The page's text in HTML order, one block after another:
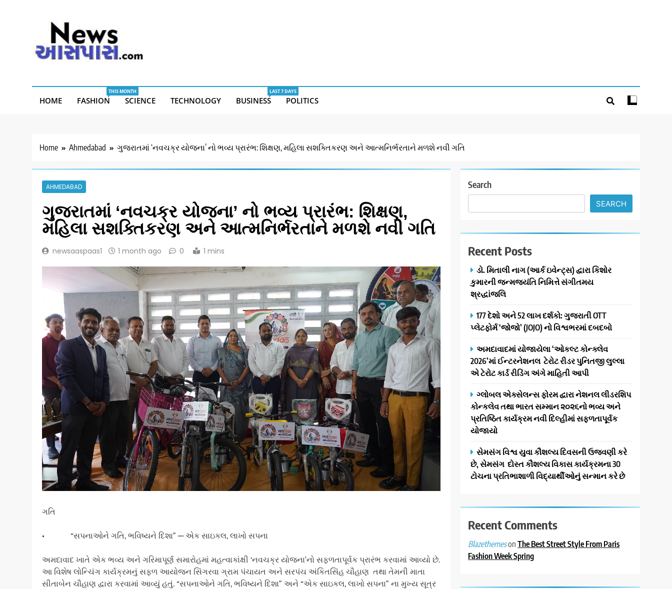
HOME FASHION
THIS MONTH
SCIENCE TECHNOLOGY BUSINESS
LAST 7 DAYS
POLITICS
Home Ahmedabad ગુજરાતમાં ‘નવચક્ર યોજના’ નો ભવ્ય પ્રારંભ: શિક્ષણ, મહિલા સશક્તિકરણ અને આત્મનિર્ભરતાને મળશે નવી ગતિ
AHMEDABAD
ગુજરાતમાં ‘નવચક્ર યોજના’ નો ભવ્ય પ્રારંભ: શિક્ષણ,
મહિલા સશક્તિકરણ અને આત્મનિર્ભરતાને મળશે નવી ગતિ
newsaaspaas1 1 month ago 0 1 mins
ગતિ
• “સપનાઓને ગતિ, ભવિષ્યને દિશા” — એક સાઇકલ, લાખો સપના
અમદાવાદ ખાતે એક ભવ્ય અને ગરિમાપૂર્ણ સમારોહમાં મહત્વાકાંક્ષી ‘નવચક્ર યોજના’નો સફળતાપૂર્વક પ્રારંભ કરવામાં આવ્યો છે.
આ વિશેષ લોન્ચિંગ કાર્યક્રમનું સફળ આયોજન સિંગરવા ગ્રામ પંચાયત અને સરપંચ અંકિતસિંહ ચૌહાણ તથા તેમની માતા
સીતાબેન ચૌહાણ દ્વારા કરવામાં આવ્યું હતું. “સપનાઓને ગતિ, ભવિષ્યને દિશા” અને “એક સાઇકલ, લાખો સપના” ના મુખ્ય સૂત્ર
Search
SEARCH
Recent Posts
ડો. મિતાલી નાગ (આર્ક ઇવેન્ટ્સ) દ્વારા કિશોર
કુમારની જન્મજયંતિ નિમિત્તે સંગીતમય
શ્રદ્ધાંજલિ
177 દેશો અને 52 લાખ દર્શકો: ગુજરાતી OTT
પ્લેટફોર્મ ‘જોજો’ (JOJO) નો વિશ્વભરમાં દબદબો
અમદાવાદમાં યોજાયેલા ‘ઓકલ્ટ કોન્ક્લેવ
2026’માં ઈન્ટરનેશનલ ટેરોટ રીડર પુનિતજી લુલ્લા
એ ટેરોટ કાર્ડ રીડિંગ અંગે માહિતી આપી
ગ્લોબલ એક્સેલન્સ ફોરમ દ્વારા નેશનલ લીડરશિપ
કોન્કલેવ તથા ભારત સમ્માન ૨૦૨૬નો ભવ્ય અને
પ્રતિષ્ઠિત કાર્યક્રમ નવી દિલ્હીમાં સફળતાપૂર્વક
યોજાયો
સેમસંગ વિશ્વ યુવા કૌશલ્ય દિવસની ઉજવણી કરે
છે, સેમસંગ દોસ્ત કૌશલ્ય વિકાસ કાર્યક્રમના 30
ટોચના પ્રતિભાશાળી વિદ્યાર્થીઓનું સન્માન કરે છે
Recent Comments
BlazethemesonThe Best Street Style From Paris
Fashion Week Spring